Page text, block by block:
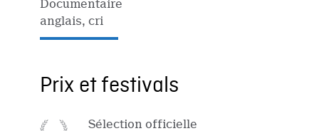
Documentaire
anglais, cri
Prix et festivals
Sélection officielle